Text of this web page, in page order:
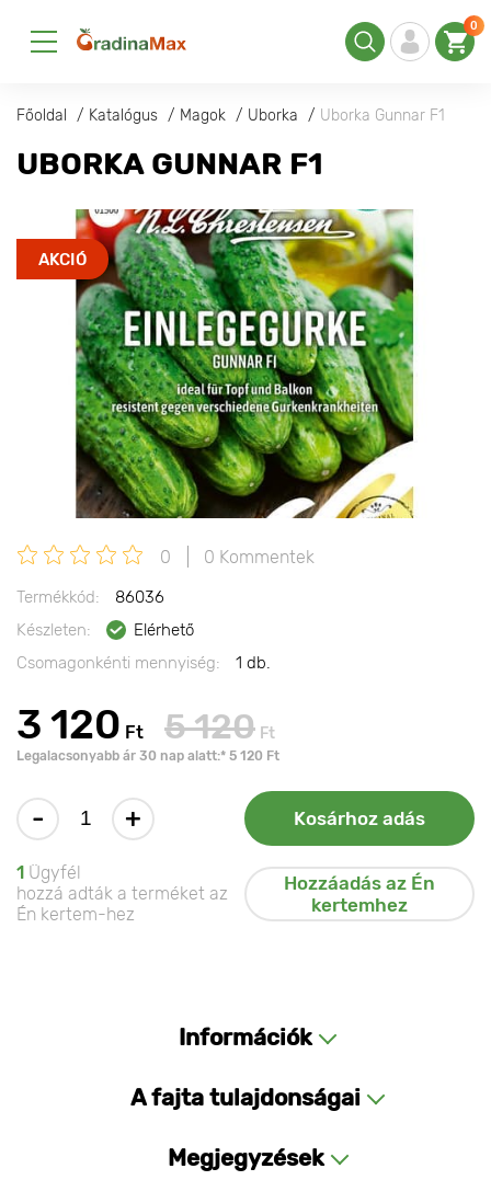
0
Főoldal Katalógus Magok Uborka Uborka Gunnar F1
UBORKA GUNNAR F1
AKCIÓ
0 0 Kommentek
Termékkód:
86036
Készleten:
Elérhető
Csomagonkénti mennyiség:
1 db.
3 120 Ft 5 120 Ft
Legalacsonyabb ár 30 nap alatt:* 5 120 Ft
- + Kosárhoz adás
1 Ügyfél
hozzá adták a terméket az
Én kertem-hez
Hozzáadás az Én
kertemhez
Információk
A fajta tulajdonságai
Megjegyzések